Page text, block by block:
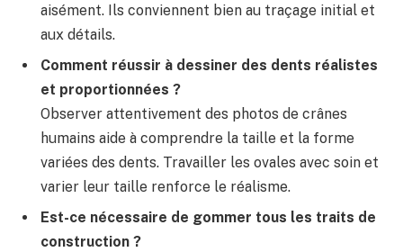
aisément. Ils conviennent bien au traçage initial et
aux détails.
Comment réussir à dessiner des dents réalistes
et proportionnées ?
Observer attentivement des photos de crânes
humains aide à comprendre la taille et la forme
variées des dents. Travailler les ovales avec soin et
varier leur taille renforce le réalisme.
Est-ce nécessaire de gommer tous les traits de
construction ?